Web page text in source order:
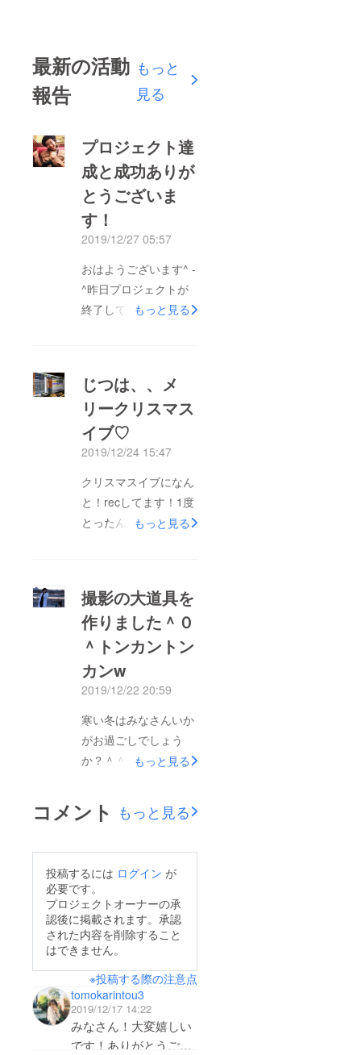
最新の活動
報告
もっと
見る
プロジェクト達
成と成功ありが
とうございま
す！
2019/12/27 05:57
おはようございます^ -
^昨日プロジェクトが
終了してさらに成功の
いてます！凄いことに
感動しました!!!!改めて
本当にありがとうござ
いました!応援してく
とお礼をお伝えさせて
いただきます。ついに
今日は撮影当日です。
とてつもなく一瞬に感
じます。早かった。今
日まで本当に早かった
です。このプロジェク
トは2週間という短い
期間でした。そんな中
皆さんのお力で当日を
迎えられました。これ
から、いざいってきま
す！本当にありがとう
書きたいけど出発の時
す！
もっと見る
じつは、、メ
リークリスマス
イブ♡
2019/12/24 15:47
クリスマスイブになん
と！recしてます！1度
とったんですが、やっ
歌をいれてます！う
た！？そうなんです！
私今回、すこし、歌っ
てます！
わーーーーー！言って
に！間抜け顔！笑笑ギ
リギリまで粘ります！
粘らせてください！な
まできそうです！すご
い！みんなの力頂いて
がとう！感謝です！今
日はメリークリスマス
イブなので素敵な1日
を過ごしてね！♡
もっと見る
撮影の大道具を
作りました＾０
＾トンカントン
カンw
2019/12/22 20:59
寒い冬はみなさんいか
がお過ごしでしょう
か？＾＾私は制作をし
５日で本番です！！ド
だって一大プロジェク
トですもん！そんな
中、大道具を作ってみ
ました！一部公
開！！！めちゃくちや
見えてるけど、さー何
に使うでしょうか＾＾
お楽しみに！！！そし
てそして！みんなT
もっと見る
コメント もっと見る
投稿するには ログイン が
必要です。
プロジェクトオーナーの承
認後に掲載されます。承認
された内容を削除すること
はできません。
※投稿する際の注意点
tomokarintou3
2019/12/17 14:22
みなさん！大変嬉しい
です！ありがとうござ